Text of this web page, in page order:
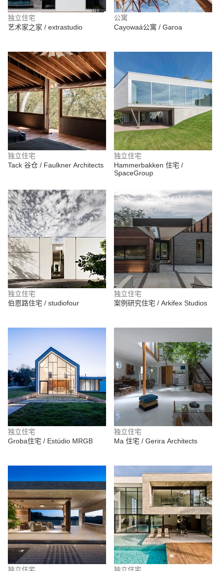
独立住宅
艺术家之家 / extrastudio
公寓
Cayowaá公寓 / Garoa
独立住宅
Tack 谷仓 / Faulkner Architects
独立住宅
Hammerbakken 住宅 /
SpaceGroup
独立住宅
伯恩路住宅 / studiofour
独立住宅
案例研究住宅 / Arkifex Studios
独立住宅
Groba住宅 / Estúdio MRGB
独立住宅
Ma 住宅 / Gerira Architects